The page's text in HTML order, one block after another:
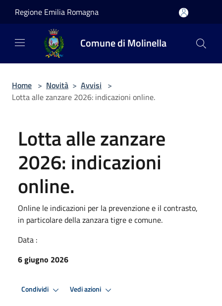
Regione Emilia Romagna
Comune di Molinella
Home > Novità > Avvisi >
Lotta alle zanzare 2026: indicazioni online.
Lotta alle zanzare
2026: indicazioni
online.
Online le indicazioni per la prevenzione e il contrasto,
in particolare della zanzara tigre e comune.
Data :
6 giugno 2026
Condividi Vedi azioni